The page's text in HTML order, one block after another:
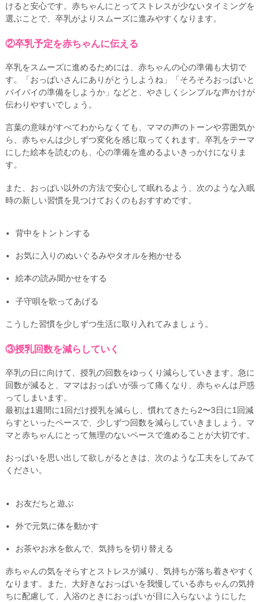
けると安心です。赤ちゃんにとってストレスが少ないタイミングを
選ぶことで、卒乳がよりスムーズに進みやすくなります。
②卒乳予定を赤ちゃんに伝える
卒乳をスムーズに進めるためには、赤ちゃんの心の準備も大切で
す。「おっぱいさんにありがとうしようね」「そろそろおっぱいと
バイバイの準備をしようか」などと、やさしくシンプルな声かけが
伝わりやすいでしょう。
言葉の意味がすべてわからなくても、ママの声のトーンや雰囲気か
ら、赤ちゃんは少しずつ変化を感じ取ってくれます。卒乳をテーマ
にした絵本を読むのも、心の準備を進めるよいきっかけになりま
す。
また、おっぱい以外の方法で安心して眠れるよう、次のような入眠
時の新しい習慣を見つけておくのもおすすめです。
背中をトントンする
お気に入りのぬいぐるみやタオルを抱かせる
絵本の読み聞かせをする
子守唄を歌ってあげる
こうした習慣を少しずつ生活に取り入れてみましょう。
③授乳回数を減らしていく
卒乳の日に向けて、授乳の回数をゆっくり減らしていきます。急に
回数が減ると、ママはおっぱいが張って痛くなり、赤ちゃんは戸惑
ってしまいます。
最初は1週間に1回だけ授乳を減らし、慣れてきたら2〜3日に1回減
らすといったペースで、少しずつ回数を減らしていきましょう。マ
マと赤ちゃんにとって無理のないペースで進めることが大切です。
おっぱいを思い出して欲しがるときは、次のような工夫をしてみて
ください。
お友だちと遊ぶ
外で元気に体を動かす
お茶やお水を飲んで、気持ちを切り替える
赤ちゃんの気をそらすとストレスが減り、気持ちが落ち着きやすく
なります。また、大好きなおっぱいを我慢している赤ちゃんの気持
ちに配慮して、入浴のときにおっぱいが目に入らないようにした